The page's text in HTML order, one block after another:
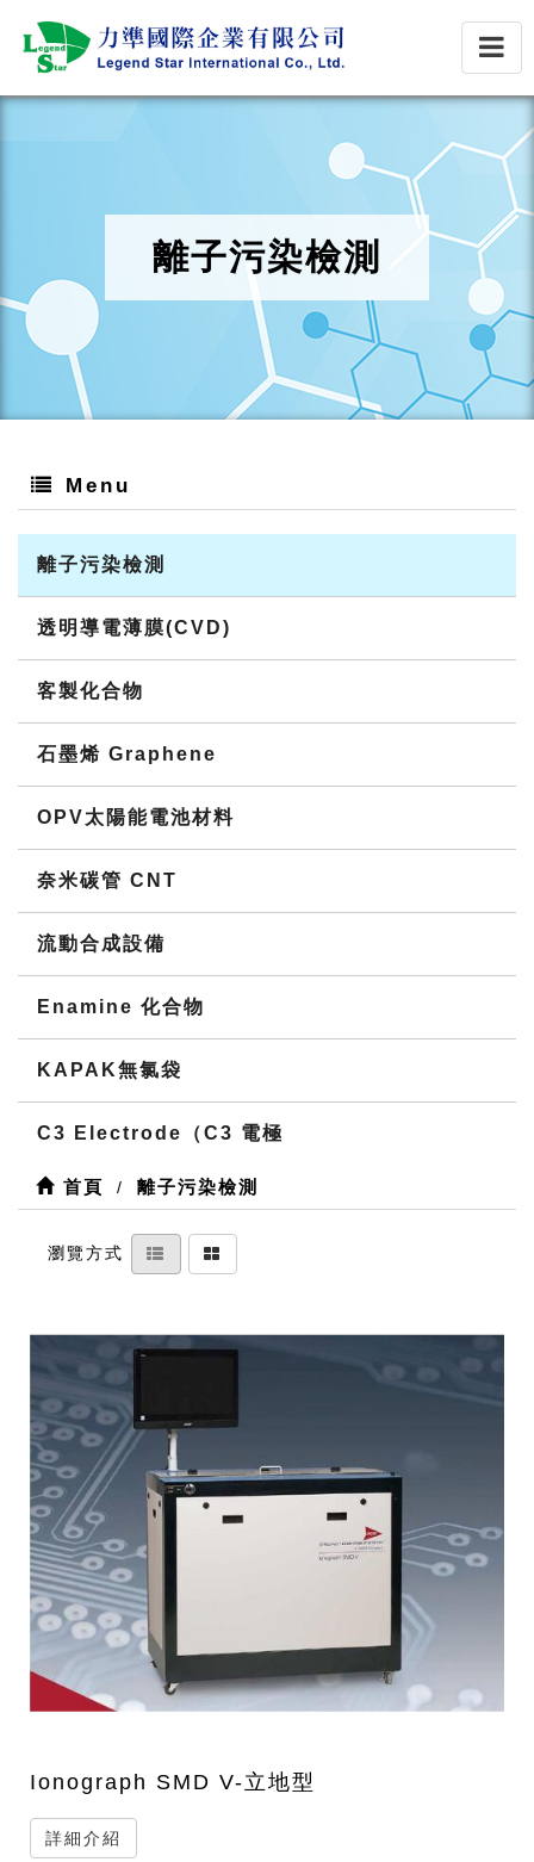
離子污染檢測
Menu
離子污染檢測
透明導電薄膜(CVD)
客製化合物
石墨烯 Graphene
OPV太陽能電池材料
奈米碳管 CNT
流動合成設備
Enamine 化合物
KAPAK無氯袋
C3 Electrode（C3 電極
首頁 離子污染檢測
瀏覽方式
Ionograph SMD V-立地型
詳細介紹